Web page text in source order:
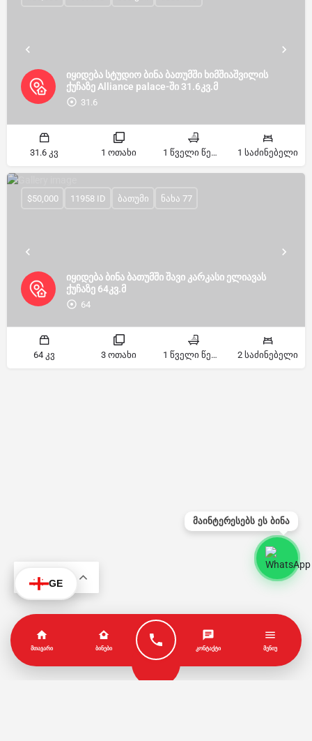
იყიდება სტუდიო ბინა ბათუმში ხიმშიაშვილის
ქუჩაზე Alliance palace-ში 31.6კვ.მ
31.6
31.6 კვ 1 ოთახი 1 წველი წერტილი 1 საძინებელი
იყიდება ბინა ბათუმში შავი კარკასი ელიავას
ქუჩაზე 64კვ.მ
64
$50,000 11958 ID ბათუმი ნახა 77
64 კვ 3 ოთახი 1 წველი წერტილი 2 საძინებელი
GE
ᲛᲗᲐᲕᲐᲠᲘ ᲑᲘᲜᲔᲑᲘ ᲙᲝᲜᲢᲐᲥᲢᲘ ᲛᲔᲜᲘᲣ
KA
მაინტერესებს ეს ბინა